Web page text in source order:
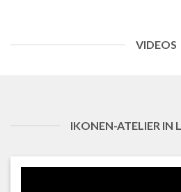
VIDEOS
IKONEN-ATELIER IN